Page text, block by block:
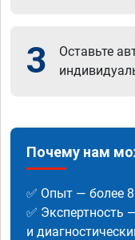
3
Оставьте
Почему нам
✅ Опыт — более
✅
и